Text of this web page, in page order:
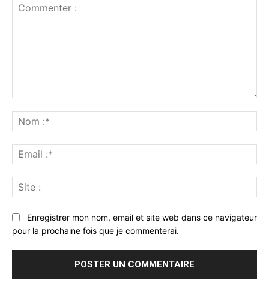
:*
:*
:
Enregistrer mon nom, email et site web dans ce navigateur
pour la prochaine fois que je commenterai.